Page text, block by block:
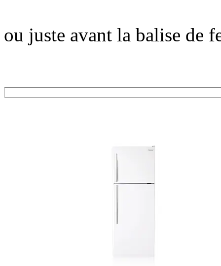
ou juste avant la balise de